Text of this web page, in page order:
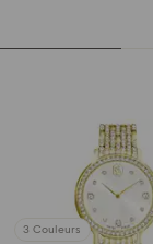
3 Couleurs